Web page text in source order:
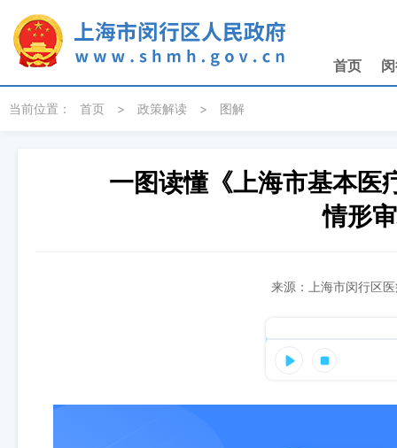
首页
当前位置： 首页 > 政策解读 > 图解
一图读懂《上海市基本医
情形
来源：上海市闵行区